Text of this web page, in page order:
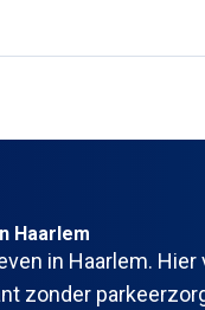
Haarlem
in Haarlem.
zonder